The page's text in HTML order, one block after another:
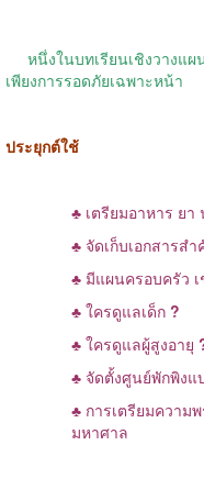
หนึ่งในบทเรียนเชิงวางแ
เพียงการรอดภัยเฉพาะหน้า
ประยุกต์ใช้
♣ เตรียมอาหาร ย
♣ จัดเก็บเอกสาร
♣ มีแผนครอบครัว
♣ ใครดูแลเด็ก ?
♣ ใครดูแลผู้สูงอายุ
♣ จัดตั้งศูนย์พักพิงแ
♣ การเตรียมความ
มหาศาล